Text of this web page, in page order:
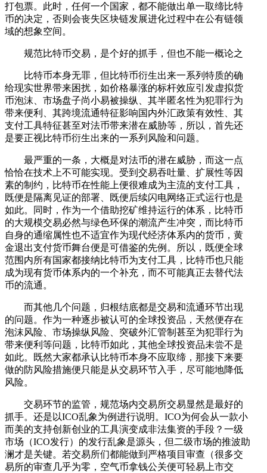
打包票。此时，任何一个国家，都不能做出单一取缔比特
币的决定，否则会丧失区块链发展进化过程中在公有链领
域的想象空间。
规范比特币交易，是个好的抓手，但也不能一概论之
比特币本身无罪，但比特币衍生出来一系列特质的确
给现实世界带来困扰，如价格暴涨的标杆效应引发虚拟货
币泡沫、市场盘子尚小易被操纵、其半匿名性为犯罪行为
带来便利、其跨境流通特征影响国内外汇政策有效性、其
支付工具特征甚至对法币带来潜在威胁等，所以，首先还
是要正视比特币衍生出来的一系列风险和问题。
最严重的一条，大概是对法币的潜在威胁，而这一点
恰恰在技术上不可能实现。受到交易吞吐量、扩展性等因
素的制约，比特币在性能上便很难成为主流的支付工具，
既便是隔离见证的部署、既便后续闪电网络正式运行也是
如此。同时，作为一个借助挖矿维持运行的体系，比特币
的大规模交易必然与绿色环保的潮流产生冲突，而比特币
自身的通缩属性也不适宜作为现代经济体系内的货币，黄
金退出支付货币舞台便是可借鉴的先例。所以，既便全球
范围内所有国家都接纳比特币为支付工具，比特币也只能
成为现有货币体系内的一个补充，而不可能真正去替代法
币的流通。
而其他几个问题，归根结底都是交易和流通环节出现
的问题。作为一种逐步被认可的全球投资品，天然便存在
泡沫风险、市场操纵风险、突破外汇管制甚至为犯罪行为
带来便利等问题，比特币如此，其他全球投资品未尝不是
如此。既然大家都承认比特币本身不应取缔，那接下来要
做的防风险措施便只能是从交易环节入手，尽可能地降低
风险。
交易环节的监管，规范场内交易所交易显然是最好的
抓手。还是以ICO乱象为例进行说明。ICO为何会从一款小
而美的支持创新创业的工具演变成非法集资的手段？一级
市场（ICO发行）的发行乱象是源头，但二级市场的推波助
澜才是关键。若交易所们都能做到严格项目审查（很多交
易所的审查几乎为零，空气币拿钱公关便可轻易上市交